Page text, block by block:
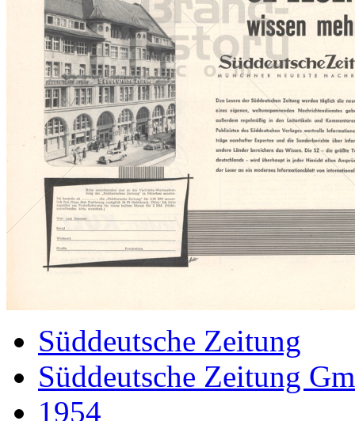
Süddeutsche Zeitung
Süddeutsche Zeitung
1954